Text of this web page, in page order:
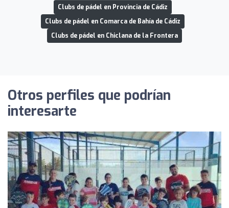
Clubs de pádel en Provincia de Cádiz
Clubs de pádel en Comarca de Bahía de Cádiz
Clubs de pádel en Chiclana de la Frontera
Otros perfiles que podrían
interesarte